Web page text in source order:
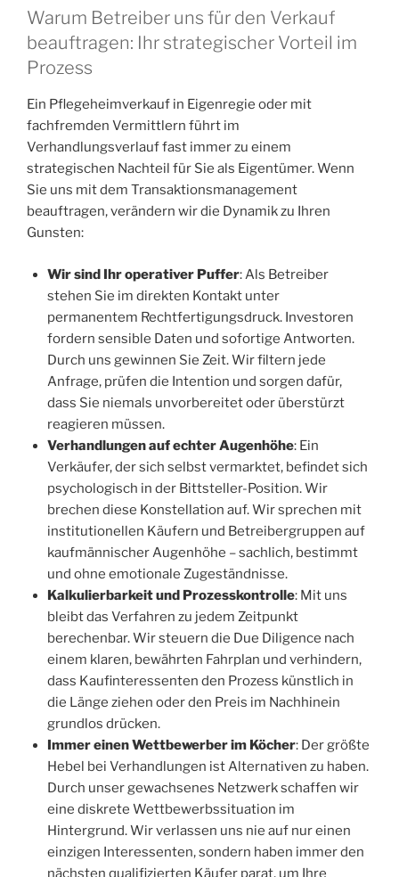
Warum Betreiber uns für den Verkauf
beauftragen: Ihr strategischer Vorteil im
Prozess
Ein Pflegeheimverkauf in Eigenregie oder mit
fachfremden Vermittlern führt im
Verhandlungsverlauf fast immer zu einem
strategischen Nachteil für Sie als Eigentümer. Wenn
Sie uns mit dem Transaktionsmanagement
beauftragen, verändern wir die Dynamik zu Ihren
Gunsten:
Wir sind Ihr operativer Puffer: Als Betreiber
stehen Sie im direkten Kontakt unter
permanentem Rechtfertigungsdruck. Investoren
fordern sensible Daten und sofortige Antworten.
Durch uns gewinnen Sie Zeit. Wir filtern jede
Anfrage, prüfen die Intention und sorgen dafür,
dass Sie niemals unvorbereitet oder überstürzt
reagieren müssen.
Verhandlungen auf echter Augenhöhe: Ein
Verkäufer, der sich selbst vermarktet, befindet sich
psychologisch in der Bittsteller-Position. Wir
brechen diese Konstellation auf. Wir sprechen mit
institutionellen Käufern und Betreibergruppen auf
kaufmännischer Augenhöhe – sachlich, bestimmt
und ohne emotionale Zugeständnisse.
Kalkulierbarkeit und Prozesskontrolle: Mit uns
bleibt das Verfahren zu jedem Zeitpunkt
berechenbar. Wir steuern die Due Diligence nach
einem klaren, bewährten Fahrplan und verhindern,
dass Kaufinteressenten den Prozess künstlich in
die Länge ziehen oder den Preis im Nachhinein
grundlos drücken.
Immer einen Wettbewerber im Köcher: Der größte
Hebel bei Verhandlungen ist Alternativen zu haben.
Durch unser gewachsenes Netzwerk schaffen wir
eine diskrete Wettbewerbssituation im
Hintergrund. Wir verlassen uns nie auf nur einen
einzigen Interessenten, sondern haben immer den
nächsten qualifizierten Käufer parat, um Ihre